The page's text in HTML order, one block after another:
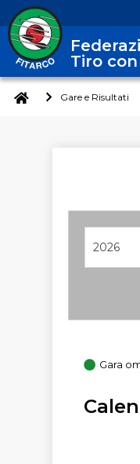
Tiro
Gare e Risultati
2026
Gara